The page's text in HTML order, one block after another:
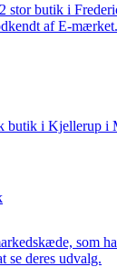
stor butik i
af E-
butik i Kjellerup i
som
deres udvalg.